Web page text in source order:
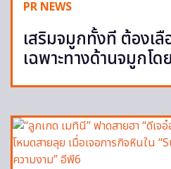
PR NEWS
เสริมจมูกทั้งที ต้องเ
เฉพาะทางด้านจมูกโ